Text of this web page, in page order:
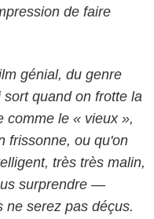
de faire
génial, du genre
quand on frotte la
comme le « vieux »,
frissonne, ou qu'on
très très malin,
surprendre —
ne serez pas déçus.